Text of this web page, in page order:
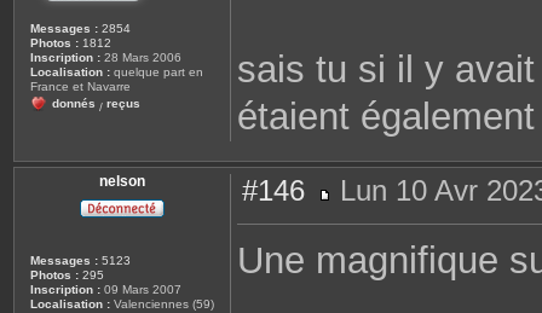
Messages : 2854
Photos : 1812
Inscription : 28 Mars 2006
Localisation : quelque part en
France et Navarre
donnés / reçus
sais tu si il y
étaient
nelson
Messages : 5123
Photos : 295
Inscription : 09 Mars 2007
Localisation : Valenciennes (59)
#146
e
s
Lun 10 Avr
Une magnifique